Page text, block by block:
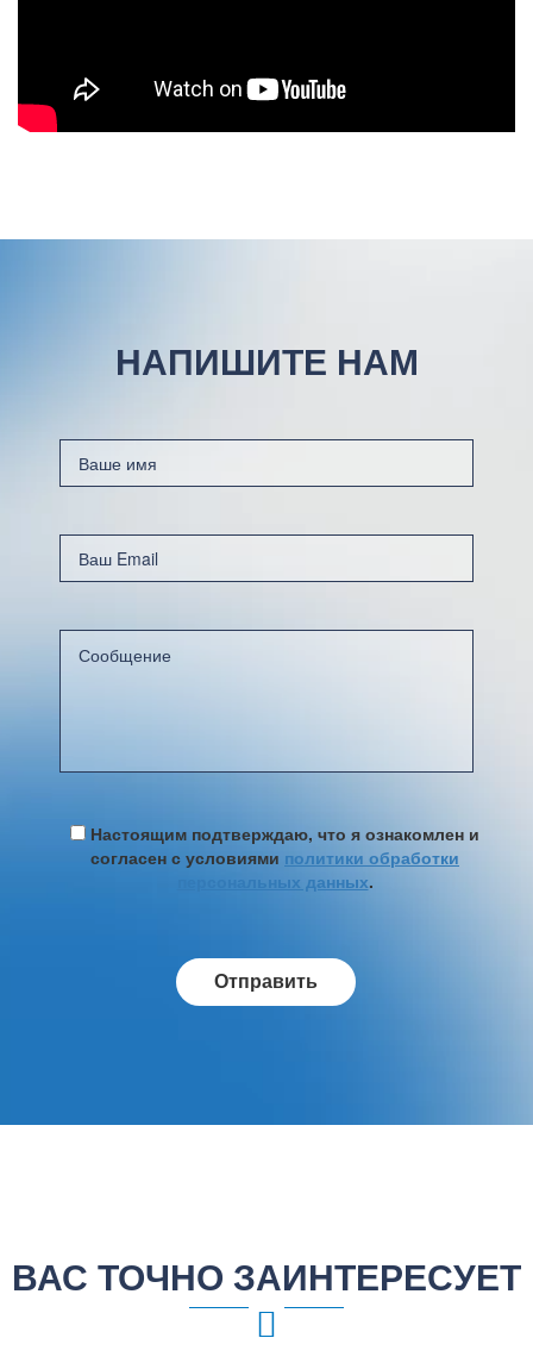
НАПИШИТЕ НАМ
Настоящим подтверждаю, что я ознакомлен и
согласен с условиями политики обработки
персональных данных.
ВАС ТОЧНО ЗАИНТЕРЕСУЕТ